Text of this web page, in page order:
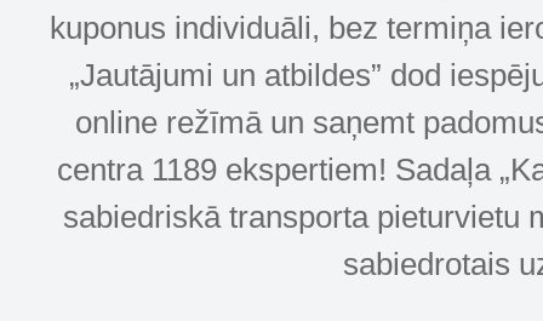
kuponus individuāli, bez termiņa
„Jautājumi un atbildes” dod
online režīmā un saņemt
centra 1189 ekspertiem! Sadaļa
sabiedriskā transporta pieturvietu
sabiedrotais